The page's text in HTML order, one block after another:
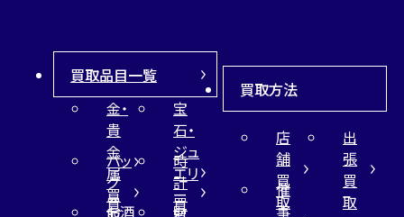
買取品目一覧
金・
貴
金
属
買
宝
石・
ジュ
エリ
ー
バッ
グ
買
時
計
買
お酒
財
買取方法
店
舗
買
取
出
張
買
取
催
事